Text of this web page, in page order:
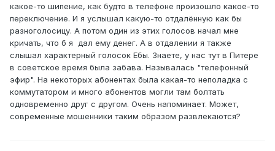
какое-то шипение, как будто в телефоне произошло какое-то
переключение. И я услышал какую-то отдалённую как бы
разноголосицу. А потом один из этих голосов начал мне
кричать, что б я дал ему денег. А в отдалении я также
слышал характерный голосок Ебы. Знаете, у нас тут в Питере
в советское время была забава. Называлась "телефонный
эфир". На некоторых абонентах была какая-то неполадка с
коммутатором и много абонентов могли там болтать
одновременно друг с другом. Очень напоминает. Может,
современные мошенники таким образом развлекаются?